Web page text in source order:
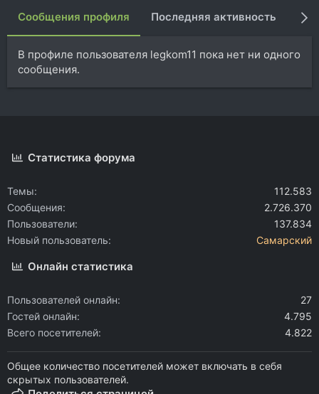
Сообщения профиля Последняя активность
В профиле пользователя legkom11 пока нет ни одного
сообщения.
Статистика форума
Темы
112.583
Сообщения
2.726.370
Пользователи
137.834
Новый пользователь
Самарский
Онлайн статистика
Пользователей онлайн
27
Гостей онлайн
4.795
Всего посетителей
4.822
Общее количество посетителей может включать в себя
скрытых пользователей.